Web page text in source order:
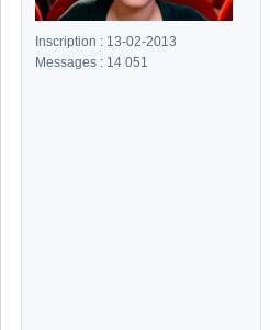
Inscription : 13-02-2013
Messages : 14 051